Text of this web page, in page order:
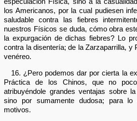
los Americanos, por la cual pudiesen
saludable contra las fiebres
nuestros Físicos se duda, cómo obra
la expurgación de dichas fiebres? Lo
contra la disentería; de la Zarzaparrilla, y
venéreo.
16. ¿Pero podemos dar por cierta la
Práctica de los Chinos, que no
atribuyéndole grandes ventajas sobre
sino por sumamente dudosa; para
motivos.